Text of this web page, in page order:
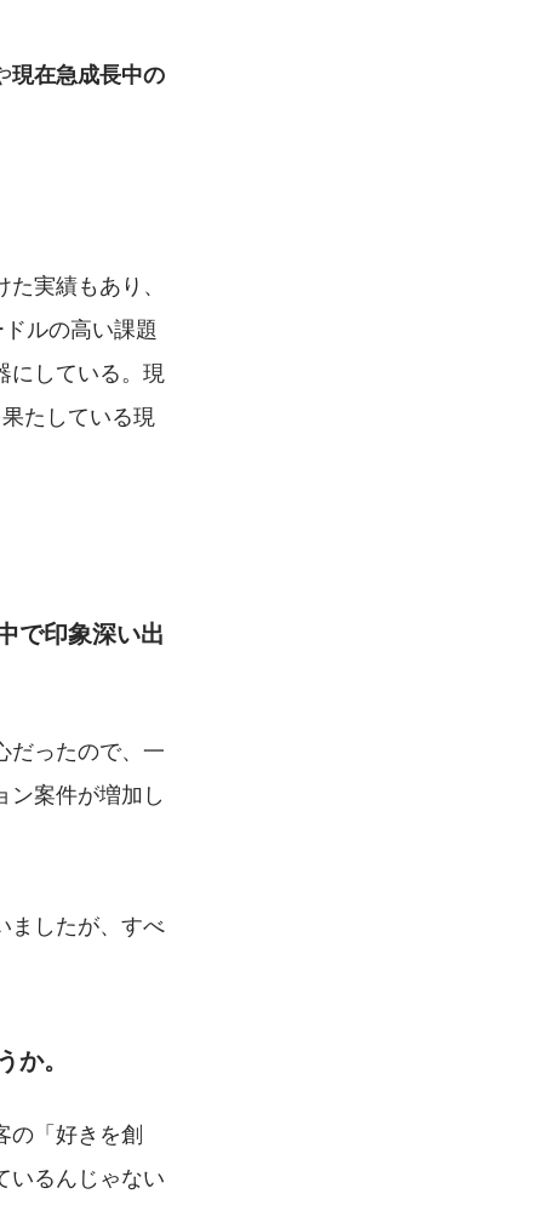
現在急成長中の
実績もあり、
ルの高い課題
にしている。現
たしている現
で印象深い出
だったので、一
ン案件が増加し
ましたが、すべ
。
の「好きを創
いるんじゃない